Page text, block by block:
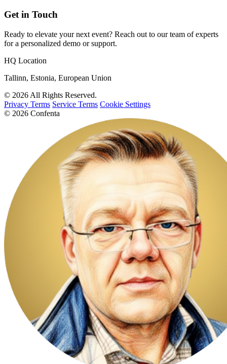
Get in Touch
Ready to elevate your next event? Reach out to our team of experts
for a personalized demo or support.
HQ Location
Tallinn, Estonia, European Union
© 2026 All Rights Reserved.
Privacy Terms Service Terms Cookie Settings
© 2026 Confenta